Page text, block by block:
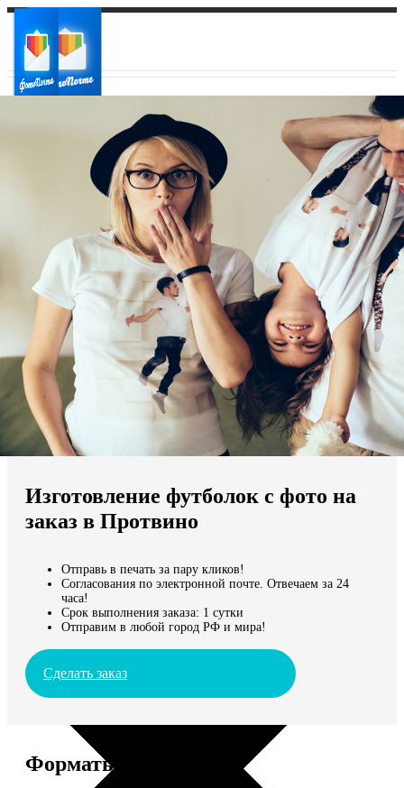
Ваш регион доставки
Выберите из списка:
Мы доставляем по всему миру
Продолжить без города
Изготовление футболок с фото на
заказ в Протвино
Отправь в печать за пару кликов!
Согласования по электронной почте. Отвечаем за 24
часа!
Срок выполнения заказа: 1 сутки
Отправим в любой город РФ и мира!
Сделать заказ
Форматы и цены